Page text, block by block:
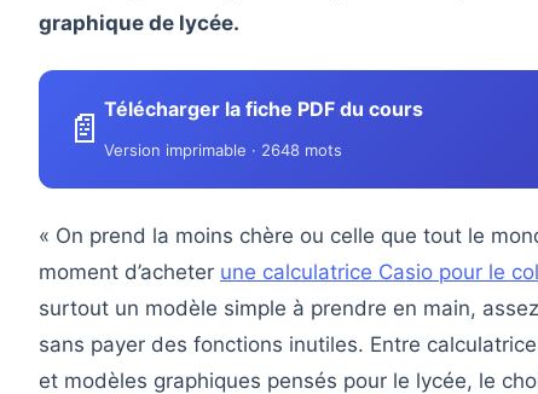
graphique de lycée.
📄 Télécharger la fiche PDF du cours
Version imprimable · 2648 mots
« On prend la moins chère ou celle que tout le
moment d’acheter une calculatrice Casio pour le
surtout un modèle simple à prendre en main,
sans payer des fonctions inutiles. Entre
et modèles graphiques pensés pour le lycée, le